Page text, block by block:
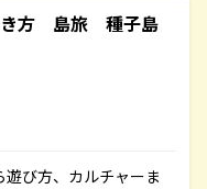
き方 島旅 種子島
び方、カルチャーま